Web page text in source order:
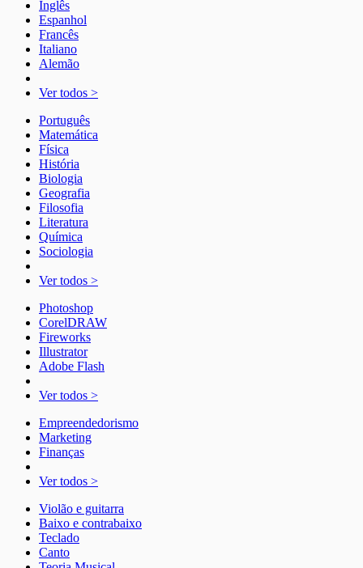
Inglês
Espanhol
Francês
Italiano
Alemão
Ver todos >
Português
Matemática
Física
História
Biologia
Geografia
Filosofia
Literatura
Química
Sociologia
Ver todos >
Photoshop
CorelDRAW
Fireworks
Illustrator
Adobe Flash
Ver todos >
Empreendedorismo
Marketing
Finanças
Ver todos >
Violão e guitarra
Baixo e contrabaixo
Teclado
Canto